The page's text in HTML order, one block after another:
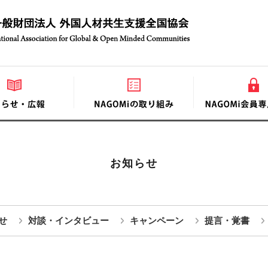
お知らせ
対談・インタビュー キャンペーン 提言・覚書